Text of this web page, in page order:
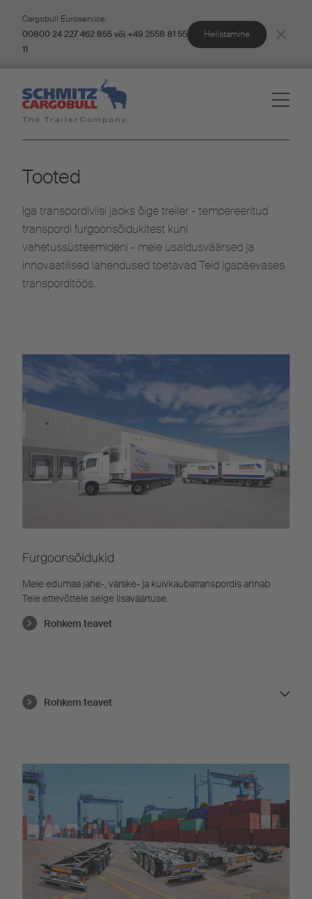
Cargobull Euroservice:
00800 24 227 462 855 või +49 2558 81 55
11
Helistamine
Tooted
Iga transpordiviisi jaoks õige treiler - tempereeritud
transpordi furgoonsõidukitest kuni
vahetussüsteemideni - meie usaldusväärsed ja
innovaatilised lahendused toetavad Teid igapäevases
transporditöös.
Furgoonsõidukid
Meie edumaa jahe-, värske- ja kuivkaubatranspordis annab
Teie ettevõttele selge lisaväärtuse.
Rohkem teavet
Rohkem teavet